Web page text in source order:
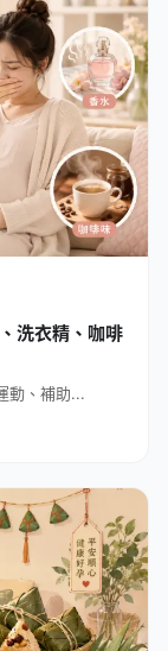
洗衣精、咖啡
動、補助...